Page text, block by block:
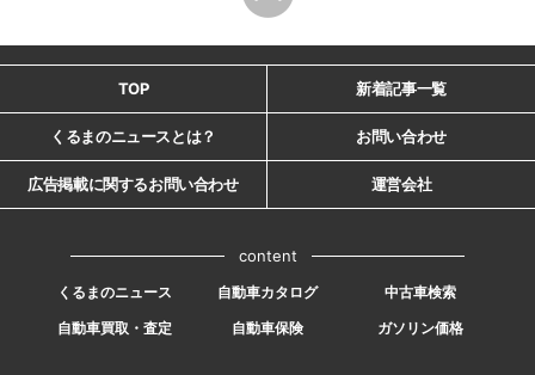
TOP 新着記事一覧
くるまのニュースとは？ お問い合わせ
広告掲載に関するお問い合わせ 運営会社
content
くるまのニュース 自動車カタログ
中古車検索
自動車買取・査定
自動車保険 ガソリン価格